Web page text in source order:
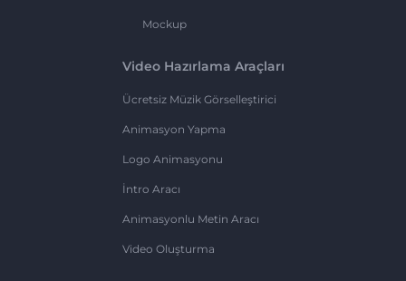
Mockup
Video Hazırlama Araçları
Ücretsiz Müzik Görselleştirici
Animasyon Yapma
Logo Animasyonu
İntro Aracı
Animasyonlu Metin Aracı
Video Oluşturma